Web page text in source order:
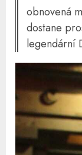
obnovená
dostane
legendární